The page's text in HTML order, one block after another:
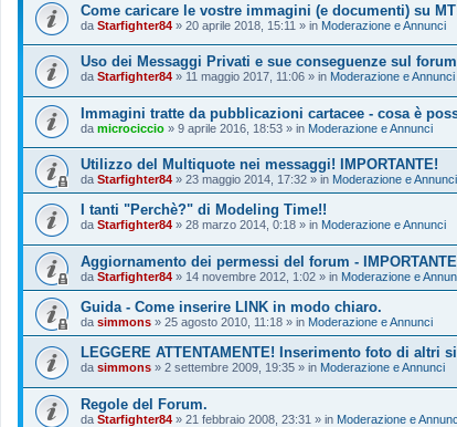
Come caricare le vostre immagini (e documenti) su
da Starfighter84 » 20 aprile 2018, 15:11 » in Moderazione e Annunci
Uso dei Messaggi Privati e sue conseguenze sul
da Starfighter84 » 11 maggio 2017, 11:06 » in Moderazione e Annunci
Immagini tratte da pubblicazioni cartacee - cosa è
da microciccio » 9 aprile 2016, 18:53 » in Moderazione e Annunci
Utilizzo del Multiquote nei messaggi! IMPORTANTE!
da Starfighter84 » 23 maggio 2014, 17:32 » in Moderazione e Annunci
I tanti "Perchè?" di Modeling Time!!
da Starfighter84 » 28 marzo 2014, 0:18 » in Moderazione e Annunci
Aggiornamento dei permessi del forum -
da Starfighter84 » 14 novembre 2012, 1:02 » in Moderazione e
Guida - Come inserire LINK in modo chiaro.
da simmons » 25 agosto 2010, 11:18 » in Moderazione e Annunci
LEGGERE ATTENTAMENTE! Inserimento foto di altri
da simmons » 2 settembre 2009, 19:35 » in Moderazione e Annunci
Regole del Forum.
da Starfighter84 » 21 febbraio 2008, 23:31 » in Moderazione e